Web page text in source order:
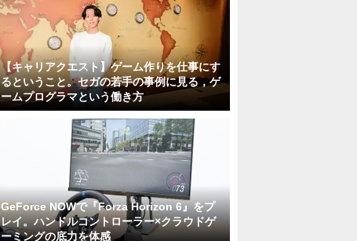
【キャリアクエスト】ゲーム作りを仕事にす
るということ。セガの若手の事例に見る，ゲ
ームプログラマという働き方
GeForce NOWで『Forza Horizon 6』をプ
レイ。ハンドルコントローラー×クラウドゲ
ーミングの底力を体感